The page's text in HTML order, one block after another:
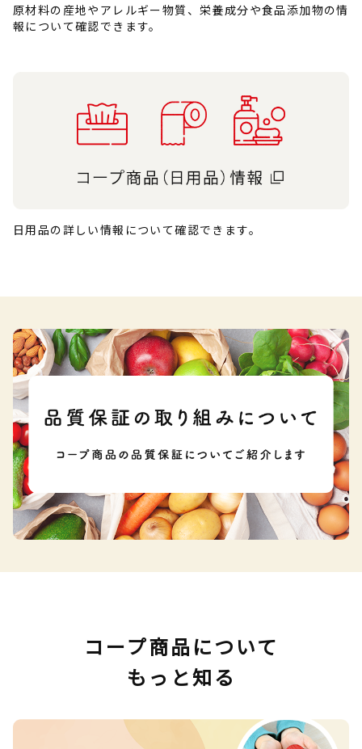
原材料の産地やアレルギー物質、栄養成分や食品添加物の情
報について確認できます。
日用品の詳しい情報について確認できます。
コープ商品について
もっと知る